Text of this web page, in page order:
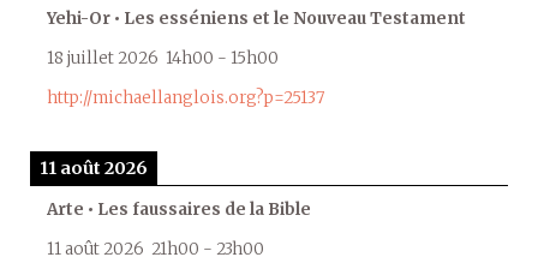
Yehi-Or • Les esséniens et le Nouveau Testament
18 juillet 2026 14h00 - 15h00
http://michaellanglois.org?p=25137
11 août 2026
Arte • Les faussaires de la Bible
11 août 2026 21h00 - 23h00